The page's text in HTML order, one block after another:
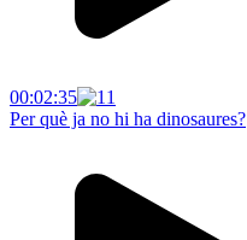
00:02:35
Per què ja no hi ha dinosaures?